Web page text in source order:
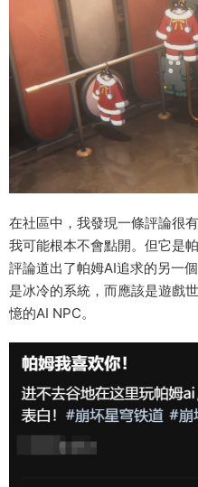
在社區中，我發現一條評論很
我可能根本不會點開。但它是
評論道出了帕姆AI追求的另一
是冰冷的系統，而應該是遊戲
憶的AI NPC。